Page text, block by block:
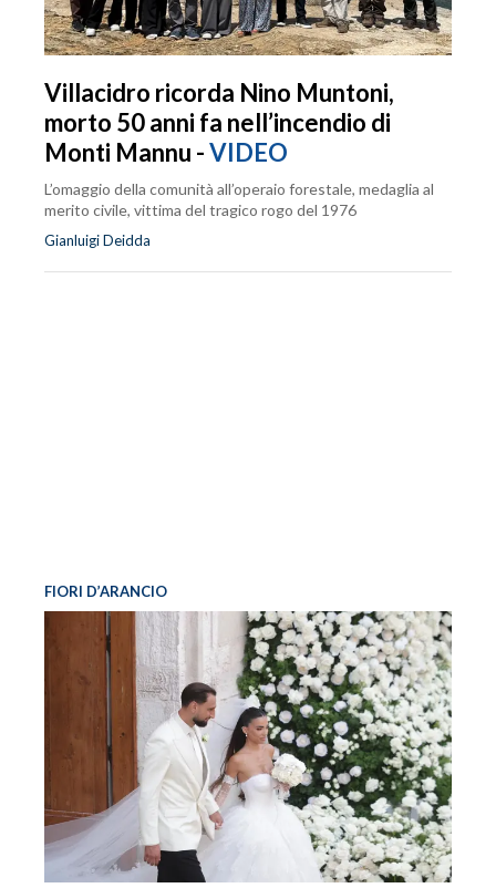
Villacidro ricorda Nino Muntoni,
morto 50 anni fa nell’incendio di
Monti Mannu -VIDEO
L’omaggio della comunità all’operaio forestale, medaglia al
merito civile, vittima del tragico rogo del 1976
Gianluigi Deidda
FIORI D’ARANCIO